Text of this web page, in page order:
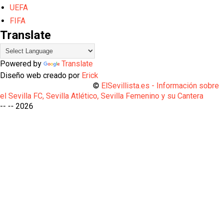
UEFA
FIFA
Translate
Powered by
Translate
Diseño web creado por Erick
© ElSevillista.es - Información sobre
el Sevilla FC, Sevilla Atlético, Sevilla Femenino y su Cantera
-- -- 2026